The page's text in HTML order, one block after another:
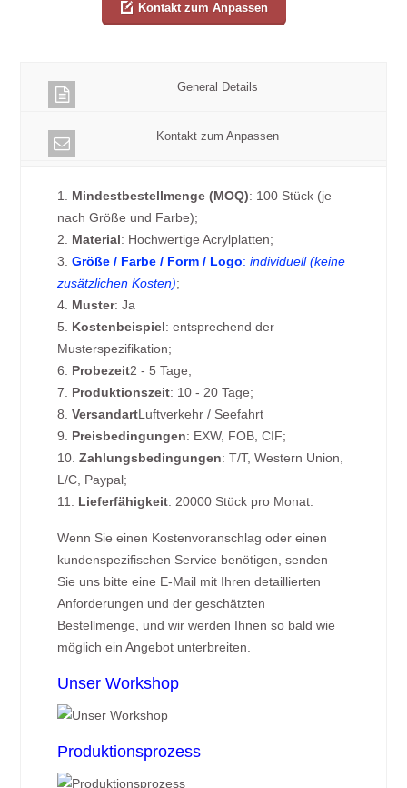
Kontakt zum Anpassen
General Details
Kontakt zum Anpassen
1. Mindestbestellmenge (MOQ): 100 Stück (je
nach Größe und Farbe);
2. Material: Hochwertige Acrylplatten;
3.Größe / Farbe / Form / Logo:individuell (keine
zusätzlichen Kosten);
4. Muster: Ja
5. Kostenbeispiel: entsprechend der
Musterspezifikation;
6. Probezeit2 - 5 Tage;
7. Produktionszeit: 10 - 20 Tage;
8.VersandartLuftverkehr / Seefahrt
9. Preisbedingungen: EXW, FOB, CIF;
10.Zahlungsbedingungen: T/T, Western Union,
L/C, Paypal;
11. Lieferfähigkeit: 20000 Stück pro Monat.
Wenn Sie einen Kostenvoranschlag oder einen
kundenspezifischen Service benötigen, senden
Sie uns bitte eine E-Mail mit Ihren detaillierten
Anforderungen und der geschätzten
Bestellmenge, und wir werden Ihnen so bald wie
möglich ein Angebot unterbreiten.
Unser Workshop
Produktionsprozess